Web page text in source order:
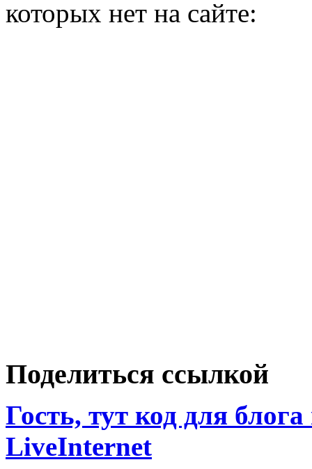
которых нет на сайте:
Поделиться ссылкой
Гость, тут код для
LiveInternet